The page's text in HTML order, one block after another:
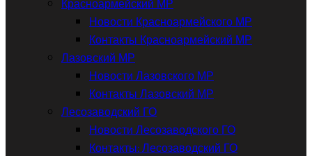
Новости Красноармейского МР
Контакты Красноармейский МР
Лазовский МР
Новости Лазовского МР
Контакты Лазовский МР
Лесозаводский ГО
Новости Лесозаводского ГО
Контакты: Лесозаводский ГО